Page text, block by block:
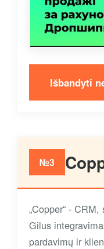
Išbandyti
№3
„Copper“ - CRM,
Gilus
pardavimų ir